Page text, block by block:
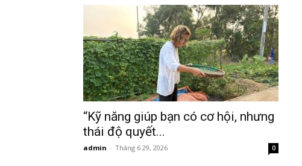
“Kỹ năng giúp bạn có cơ hội, nhưng
thái độ quyết...
admin - Tháng 6 29, 2026 0